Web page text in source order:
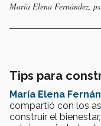
María Elena Fernández,
Tips para
María Elena
compartió con los
construir el